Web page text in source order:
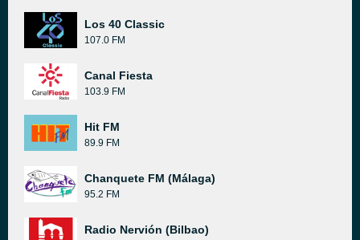
Los 40 Classic
107.0 FM
Canal Fiesta
103.9 FM
Hit FM
89.9 FM
Chanquete FM (Málaga)
95.2 FM
Radio Nervión (Bilbao)